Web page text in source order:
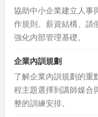
協助中小企業建立人事
作規則、薪資結構、請
強化內部管理基礎。
企業內訓規劃
了解企業內訓規劃的重
程主題選擇到講師媒合
整的訓練安排。